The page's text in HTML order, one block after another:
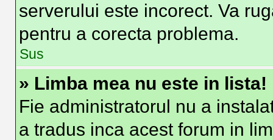
serverului este incorect. Va
pentru a corecta problema.
Sus
» Limba mea nu este in lista!
Fie administratorul nu a
a tradus inca acest forum in